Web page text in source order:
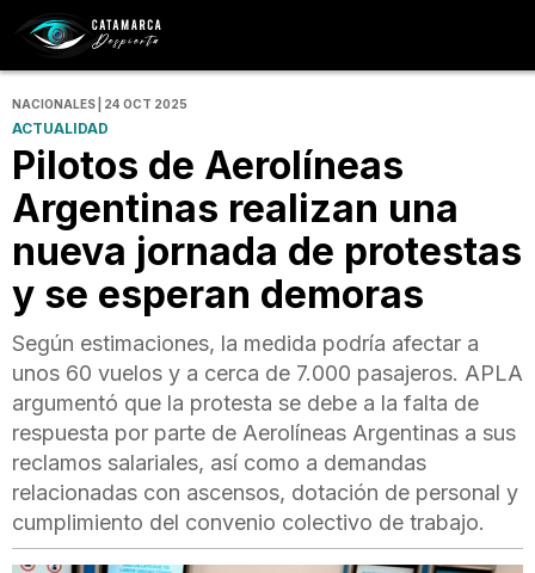
NACIONALES | 24 OCT 2025
ACTUALIDAD
Pilotos de Aerolíneas
Argentinas realizan una
nueva jornada de protestas
y se esperan demoras
Según estimaciones, la medida podría afectar a
unos 60 vuelos y a cerca de 7.000 pasajeros. APLA
argumentó que la protesta se debe a la falta de
respuesta por parte de Aerolíneas Argentinas a sus
reclamos salariales, así como a demandas
relacionadas con ascensos, dotación de personal y
cumplimiento del convenio colectivo de trabajo.